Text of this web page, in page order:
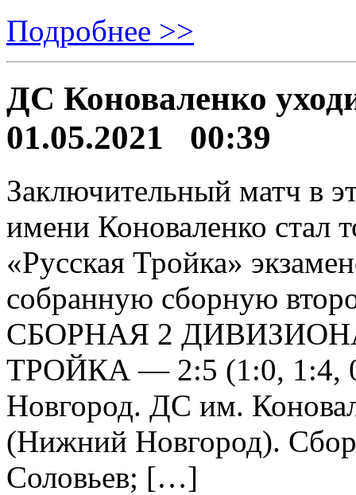
Подробнее >>
ДС Коноваленко
01.05.2021 00:39
Заключительный матч в
имени Коноваленко стал
«Русская Тройка»
собранную сборную
СБОРНАЯ 2
ТРОЙКА — 2:5 (1:0, 1:4,
Новгород. ДС им.
(Нижний Новгород).
Соловьев; […]